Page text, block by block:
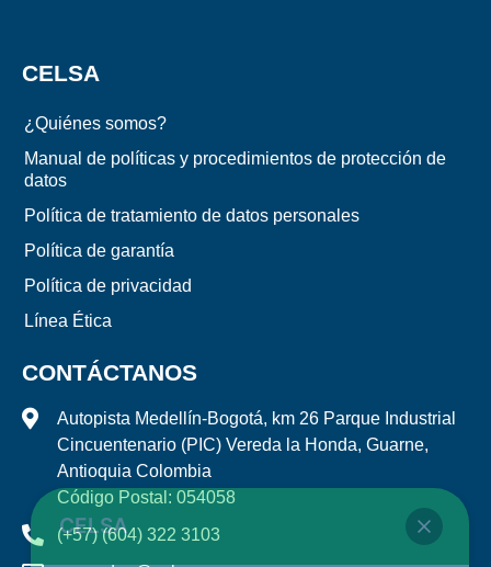
CELSA
¿Quiénes somos?
Manual de políticas y procedimientos de protección de
datos
Política de tratamiento de datos personales
Política de garantía
Política de privacidad
Línea Ética
CONTÁCTANOS
Autopista Medellín-Bogotá, km 26 Parque Industrial
Cincuentenario (PIC) Vereda la Honda, Guarne,
Antioquia Colombia
Código Postal: 054058
(+57) (604) 322 3103
CELSA